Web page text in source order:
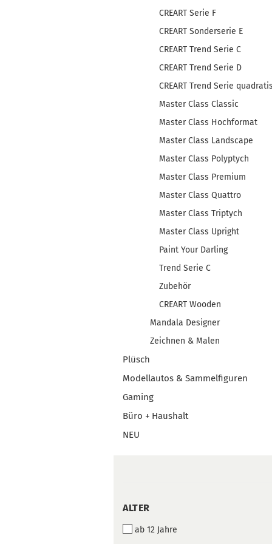
CREART Serie F
CREART Sonderserie E
CREART Trend Serie C
CREART Trend Serie D
CREART Trend Serie
Master Class Classic
Master Class Hochformat
Master Class Landscape
Master Class Polyptych
Master Class Premium
Master Class Quattro
Master Class Triptych
Master Class Upright
Paint Your Darling
Trend Serie C
Zubehör
CREART Wooden
Mandala Designer
Zeichnen & Malen
Plüsch
Modellautos & Sammelfiguren
Gaming
Büro + Haushalt
NEU
ALTER
ALTER
ab 12 Jahre